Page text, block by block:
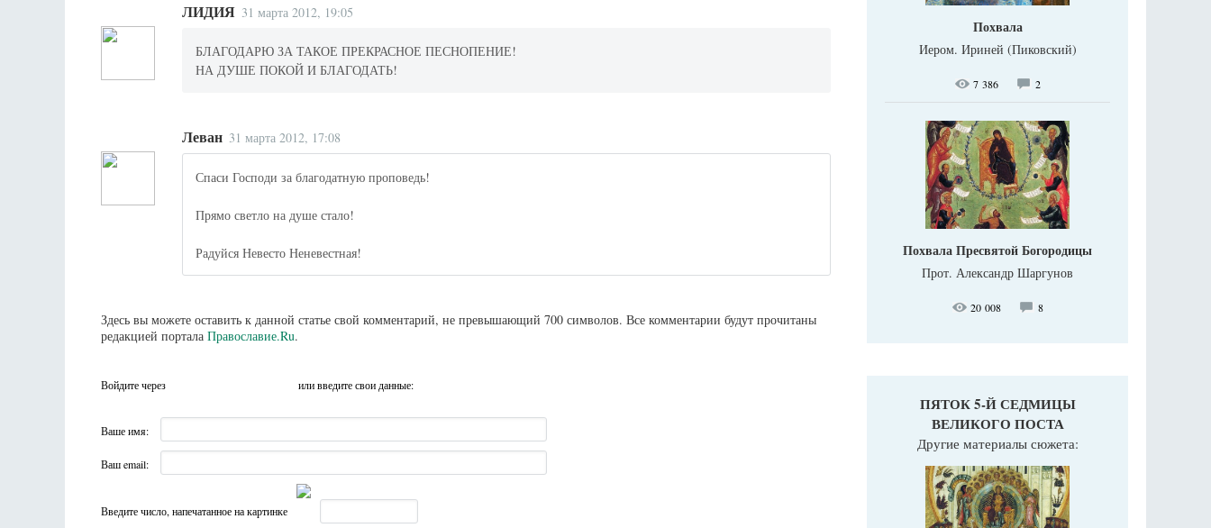
ЛИДИЯ 31 марта 2012, 19:05
БЛАГОДАРЮ ЗА ТАКОЕ ПРЕКРАСНОЕ ПЕСНОПЕНИЕ!
НА ДУШЕ ПОКОЙ И БЛАГОДАТЬ!
Леван 31 марта 2012, 17:08
Спаси Господи за благодатную проповедь!
Прямо светло на душе стало!
Радуйся Невесто Неневестная!
Здесь вы можете оставить к данной статье свой комментарий, не превышающий 700 символов. Все комментарии будут прочитаны
редакцией портала Православие.Ru.
Войдите через или введите свои данные:
Ваше имя:
Ваш email:
Введите число, напечатанное на картинке
Похвала
Иером. Ириней (Пиковский)
7 386 2
Похвала Пресвятой Богородицы
Прот. Александр Шаргунов
20 008 8
ПЯТОК 5-Й СЕДМИЦЫ
ВЕЛИКОГО ПОСТА
Другие материалы сюжета: